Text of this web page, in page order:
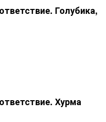
Голубика,
Хурма